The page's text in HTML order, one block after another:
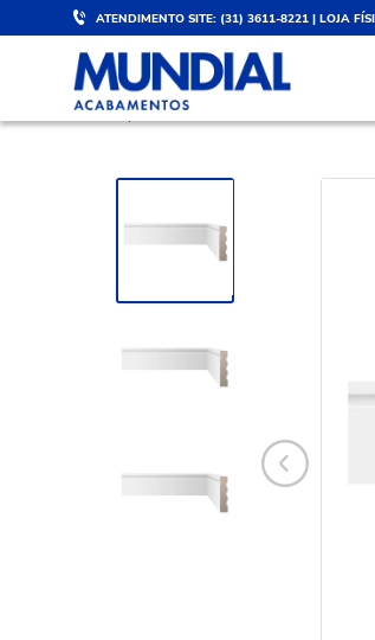
ATENDIMENTO SITE: (31) 3611-8221 | LOJA
DESCONTO DE 5%
Válido para PIX e boleto
PORCELANATOS E REVESTIMENTOS